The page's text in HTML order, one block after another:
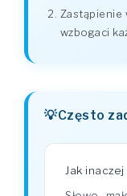
Zastąpienie
wzbogaci
Często
Jak